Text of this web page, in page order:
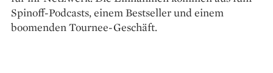
Spinoff-Podcasts, einem Bestseller und einem
boomenden Tournee-Geschäft.